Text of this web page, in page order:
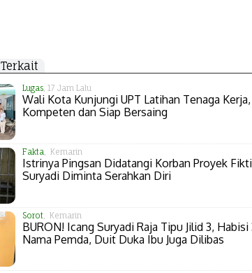
Terkait
Lugas, 17 Jam Lalu
Wali Kota Kunjungi UPT Latihan Tenaga
Kompeten dan Siap Bersaing
Fakta , Kemarin
Istrinya Pingsan Didatangi Korban Proyek
Suryadi Diminta Serahkan Diri
Sorot , Kemarin
BURON! Icang Suryadi Raja Tipu Jilid 3, Habisi
Nama Pemda, Duit Duka Ibu Juga Dilibas